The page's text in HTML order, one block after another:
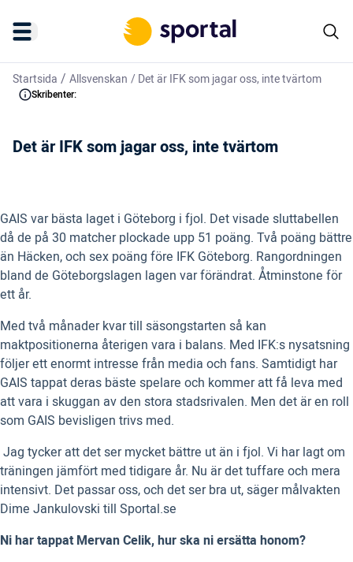
Startsida / Allsvenskan /Det är IFK som jagar oss, inte tvärtom
Skribenter:
Det är IFK som jagar oss, inte tvärtom
GAIS var bästa laget i Göteborg i fjol. Det visade sluttabellen
då de på 30 matcher plockade upp 51 poäng. Två poäng bättre
än Häcken, och sex poäng före IFK Göteborg. Rangordningen
bland de Göteborgslagen lagen var förändrat. Åtminstone för
ett år.
Med två månader kvar till säsongstarten så kan
maktpositionerna återigen vara i balans. Med IFK:s nysatsning
följer ett enormt intresse från media och fans. Samtidigt har
GAIS tappat deras bäste spelare och kommer att få leva med
att vara i skuggan av den stora stadsrivalen. Men det är en roll
som GAIS bevisligen trivs med.
 Jag tycker att det ser mycket bättre ut än i fjol. Vi har lagt om
träningen jämfört med tidigare år. Nu är det tuffare och mera
intensivt. Det passar oss, och det ser bra ut, säger målvakten
Dime Jankulovski till Sportal.se
Ni har tappat Mervan Celik, hur ska ni ersätta honom?